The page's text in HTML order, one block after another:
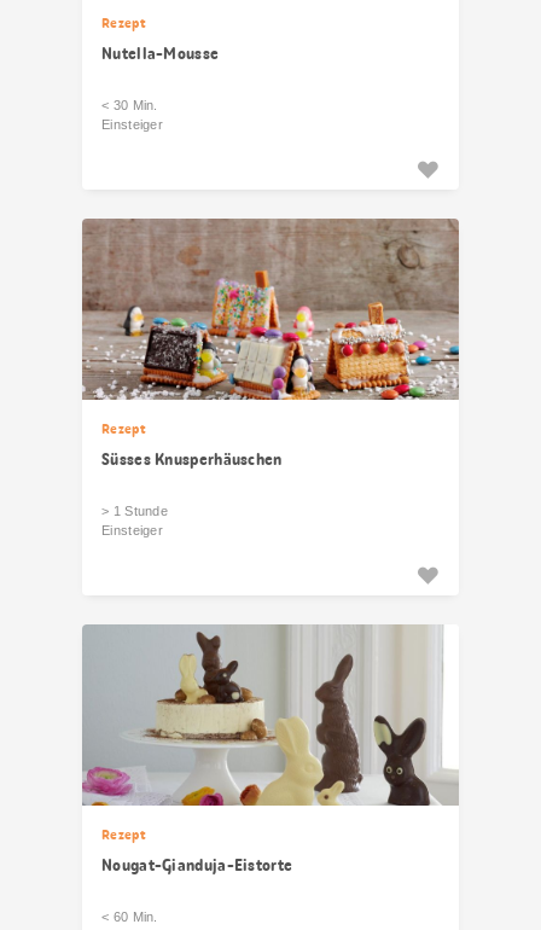
Rezept
Nutella-Mousse
< 30 Min.
Einsteiger
Rezept
Süsses Knusperhäuschen
> 1 Stunde
Einsteiger
Rezept
Nougat-Gianduja-Eistorte
< 60 Min.